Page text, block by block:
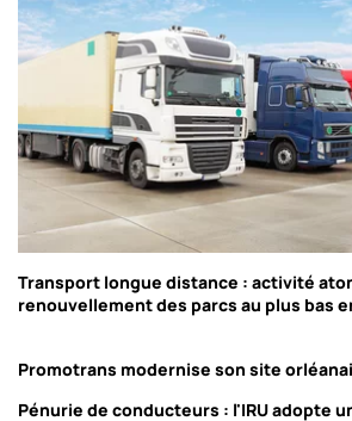
Transport longue distance : activité
renouvellement des parcs au plus bas
Promotrans modernise son site
Pénurie de conducteurs : l'IRU adopte